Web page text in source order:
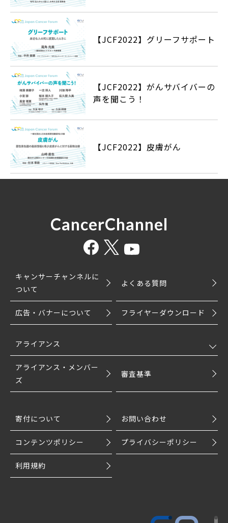
【JCF2022】グリーフサポート
【JCF2022】がんサバイバーの
声を聞こう！
【JCF2022】皮膚がん
CancerChannel
キャンサーチャンネルに
ついて
よくある質問
広告・バナーについて フライヤーダウンロード
アライアンス
アライアンス・メンバー
ズ
審査基準
寄付について お問い合わせ
コンテンツポリシー プライバシーポリシー
利用規約